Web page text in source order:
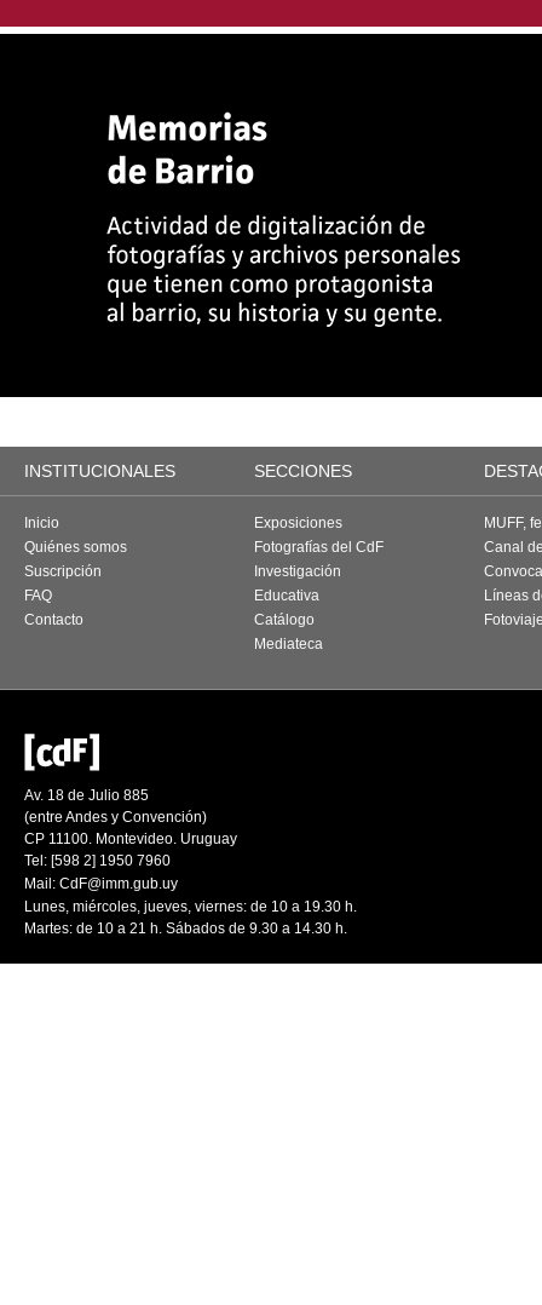
INSTITUCIONALES SECCIONES
Inicio
Quiénes somos
Suscripción
FAQ
Contacto
Exposiciones
Fotografías del CdF
Investigación
Educativa
Catálogo
Mediateca
MUFF,
Canal
Líneas
Av. 18 de Julio 885
(entre Andes y Convención)
CP 11100. Montevideo. Uruguay
Tel: [598 2] 1950 7960
Mail: CdF@imm.gub.uy
Lunes, miércoles, jueves, viernes: de 10 a 19.30 h.
Martes: de 10 a 21 h. Sábados de 9.30 a 14.30 h.